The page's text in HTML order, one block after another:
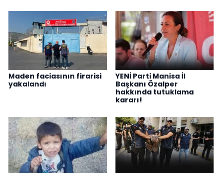
Maden faciasının firarisi
yakalandı
YENİ Parti Manisa İl
Başkanı Özalper
hakkında tutuklama
kararı!